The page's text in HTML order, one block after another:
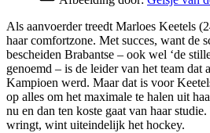
Als aanvoerder treedt Marloes Keetels
haar comfortzone. Met succes, want de
bescheiden Brabantse – ook wel ‘de
genoemd – is de leider van het team dat
Kampioen werd. Maar dat is voor
op alles om het maximale te halen uit
nu en dan ten koste gaat van haar
wringt, wint uiteindelijk het hockey.